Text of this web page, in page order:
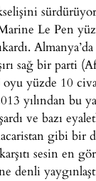
Le Pen
sağ bir parti
yüzde 10
yılından bu
ve bazı
gibi bir
sesin en